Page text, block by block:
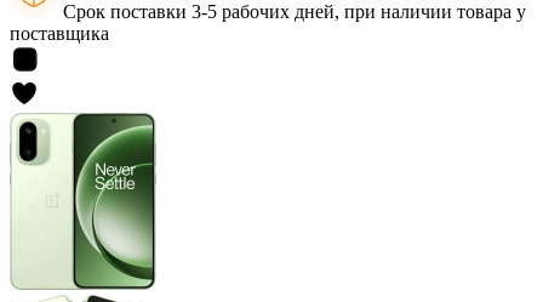
Срок поставки 3-5 рабочих дней, при наличии товара у
поставщика